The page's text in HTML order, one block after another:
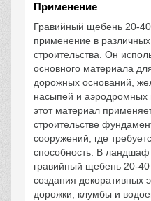
Применение
Гравийный щебень 20-
применение в различных
строительства. Он
основного материала
дорожных оснований,
насыпей и аэродромных
этот материал
строительстве
сооружений, где
способность. В
гравийный щебень 20-40
создания декоративных
дорожки, клумбы и